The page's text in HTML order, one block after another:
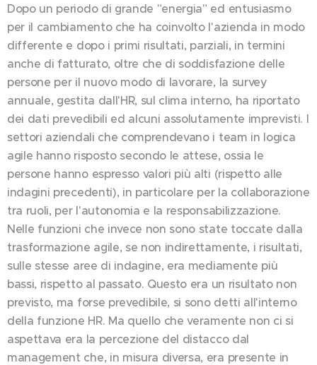
Dopo un periodo di grande "energia" ed entusiasmo
per il cambiamento che ha coinvolto l'azienda in modo
differente e dopo i primi risultati, parziali, in termini
anche di fatturato, oltre che di soddisfazione delle
persone per il nuovo modo di lavorare, la survey
annuale, gestita dall'HR, sul clima interno, ha riportato
dei dati prevedibili ed alcuni assolutamente imprevisti. I
settori aziendali che comprendevano i team in logica
agile hanno risposto secondo le attese, ossia le
persone hanno espresso valori più alti (rispetto alle
indagini precedenti), in particolare per la collaborazione
tra ruoli, per l'autonomia e la responsabilizzazione.
Nelle funzioni che invece non sono state toccate dalla
trasformazione agile, se non indirettamente, i risultati,
sulle stesse aree di indagine, era mediamente più
bassi, rispetto al passato. Questo era un risultato non
previsto, ma forse prevedibile, si sono detti all'interno
della funzione HR. Ma quello che veramente non ci si
aspettava era la percezione del distacco dal
management che, in misura diversa, era presente in